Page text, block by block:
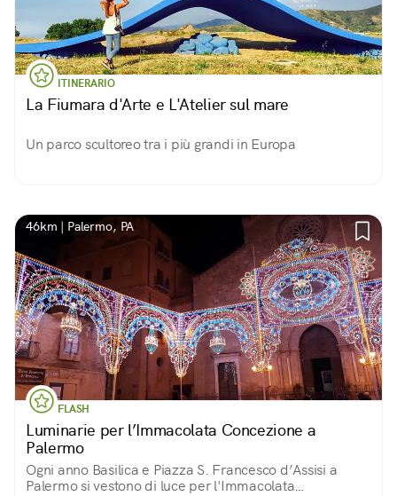
ITINERARIO
La Fiumara d'Arte e L'Atelier sul mare
Un parco scultoreo tra i più grandi in Europa
46km | Palermo, PA
FLASH
Luminarie per l’Immacolata Concezione a
Palermo
Ogni anno Basilica e Piazza S. Francesco d’Assisi a
Palermo si vestono di luce per l'Immacolata